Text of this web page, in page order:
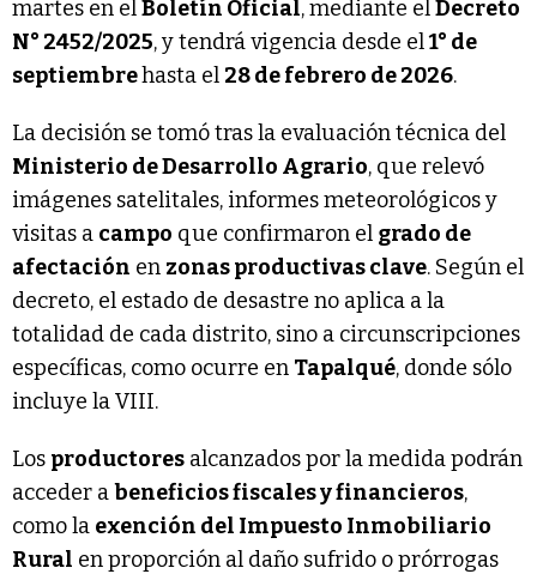
martes en elBoletín Oficial, mediante elDecreto
N° 2452/2025, y tendrá vigencia desde el1° de
septiembrehasta el 28 de febrero de 2026.
La decisión se tomó tras la evaluación técnica del
Ministerio de Desarrollo Agrario, que relevó
imágenes satelitales, informes meteorológicos y
visitas a campo que confirmaron el grado de
afectación en zonas productivas clave. Según el
decreto, el estado de desastre no aplica a la
totalidad de cada distrito, sino a circunscripciones
específicas, como ocurre en Tapalqué, donde sólo
incluye la VIII.
Los productores alcanzados por la medida podrán
acceder abeneficios fiscales y financieros,
como la exención del Impuesto Inmobiliario
Rural en proporción al daño sufrido o prórrogas